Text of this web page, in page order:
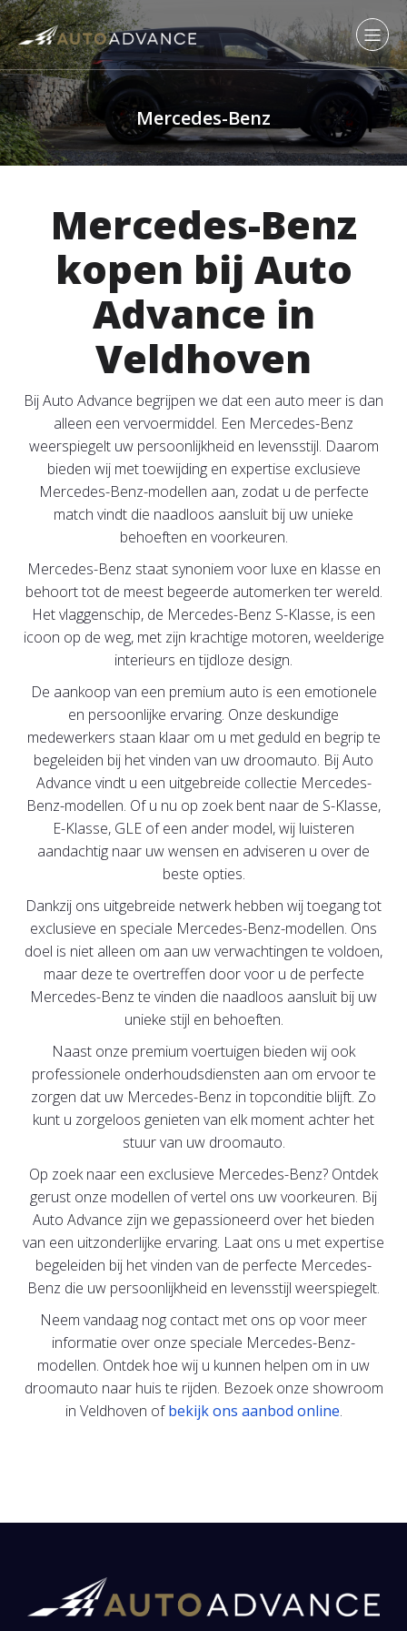
Mercedes-Benz
Mercedes-Benz
kopen bij Auto
Advance in
Veldhoven
Bij Auto Advance begrijpen we dat een auto meer is dan
alleen een vervoermiddel. Een Mercedes-Benz
weerspiegelt uw persoonlijkheid en levensstijl. Daarom
bieden wij met toewijding en expertise exclusieve
Mercedes-Benz-modellen aan, zodat u de perfecte
match vindt die naadloos aansluit bij uw unieke
behoeften en voorkeuren.
Mercedes-Benz staat synoniem voor luxe en klasse en
behoort tot de meest begeerde automerken ter wereld.
Het vlaggenschip, de Mercedes-Benz S-Klasse, is een
icoon op de weg, met zijn krachtige motoren, weelderige
interieurs en tijdloze design.
De aankoop van een premium auto is een emotionele
en persoonlijke ervaring. Onze deskundige
medewerkers staan klaar om u met geduld en begrip te
begeleiden bij het vinden van uw droomauto. Bij Auto
Advance vindt u een uitgebreide collectie Mercedes-
Benz-modellen. Of u nu op zoek bent naar de S-Klasse,
E-Klasse, GLE of een ander model, wij luisteren
aandachtig naar uw wensen en adviseren u over de
beste opties.
Dankzij ons uitgebreide netwerk hebben wij toegang tot
exclusieve en speciale Mercedes-Benz-modellen. Ons
doel is niet alleen om aan uw verwachtingen te voldoen,
maar deze te overtreffen door voor u de perfecte
Mercedes-Benz te vinden die naadloos aansluit bij uw
unieke stijl en behoeften.
Naast onze premium voertuigen bieden wij ook
professionele onderhoudsdiensten aan om ervoor te
zorgen dat uw Mercedes-Benz in topconditie blijft. Zo
kunt u zorgeloos genieten van elk moment achter het
stuur van uw droomauto.
Op zoek naar een exclusieve Mercedes-Benz? Ontdek
gerust onze modellen of vertel ons uw voorkeuren. Bij
Auto Advance zijn we gepassioneerd over het bieden
van een uitzonderlijke ervaring. Laat ons u met expertise
begeleiden bij het vinden van de perfecte Mercedes-
Benz die uw persoonlijkheid en levensstijl weerspiegelt.
Neem vandaag nog contact met ons op voor meer
informatie over onze speciale Mercedes-Benz-
modellen. Ontdek hoe wij u kunnen helpen om in uw
droomauto naar huis te rijden. Bezoek onze showroom
in Veldhoven ofbekijk ons aanbod online.